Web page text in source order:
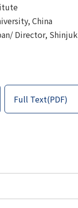
China
Director,
Full Text(PDF)